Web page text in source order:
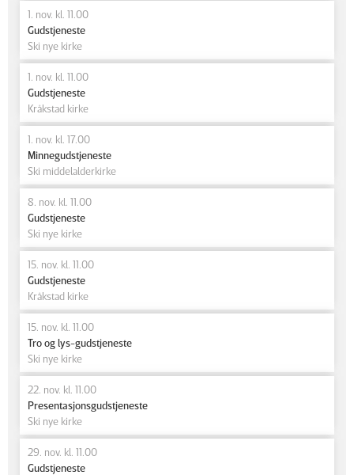
1. nov. kl. 11.00
Gudstjeneste
Ski nye kirke
1. nov. kl. 11.00
Gudstjeneste
Kråkstad kirke
1. nov. kl. 17.00
Minnegudstjeneste
Ski middelalderkirke
8. nov. kl. 11.00
Gudstjeneste
Ski nye kirke
15. nov. kl. 11.00
Gudstjeneste
Kråkstad kirke
15. nov. kl. 11.00
Tro og lys-gudstjeneste
Ski nye kirke
22. nov. kl. 11.00
Presentasjonsgudstjeneste
Ski nye kirke
29. nov. kl. 11.00
Gudstjeneste